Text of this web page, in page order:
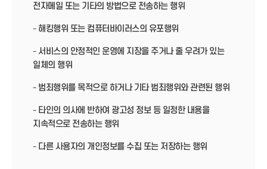
전자메일 또는 기타의 방법으로 전송하는 행위
- 해킹행위 또는 컴퓨터바이러스의 유포행위
- 서비스의 안정적인 운영에 지장을 주거나 줄 우려가 있는
일체의 행위
- 범죄행위를 목적으로 하거나 기타 범죄행위와 관련된 행위
- 타인의 의사에 반하여 광고성 정보 등 일정한 내용을
지속적으로 전송하는 행위
- 다른 사용자의 개인정보를 수집 또는 저장하는 행위